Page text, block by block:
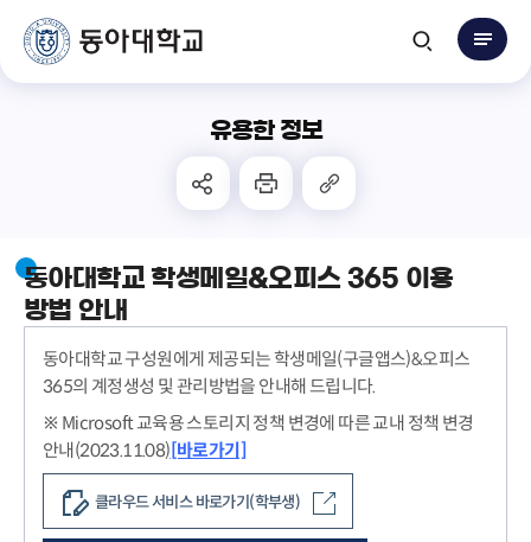
유용한 정보
동아대학교 학생메일&오피스 365 이용
방법 안내
동아대학교 구성원에게 제공되는 학생메일(구글앱스)&오피스
365의 계정생성 및 관리방법을 안내해 드립니다.
※ Microsoft 교육용 스토리지 정책 변경에 따른 교내 정책 변경
안내(2023.11.08)[바로가기]
클라우드 서비스 바로가기(학부생)